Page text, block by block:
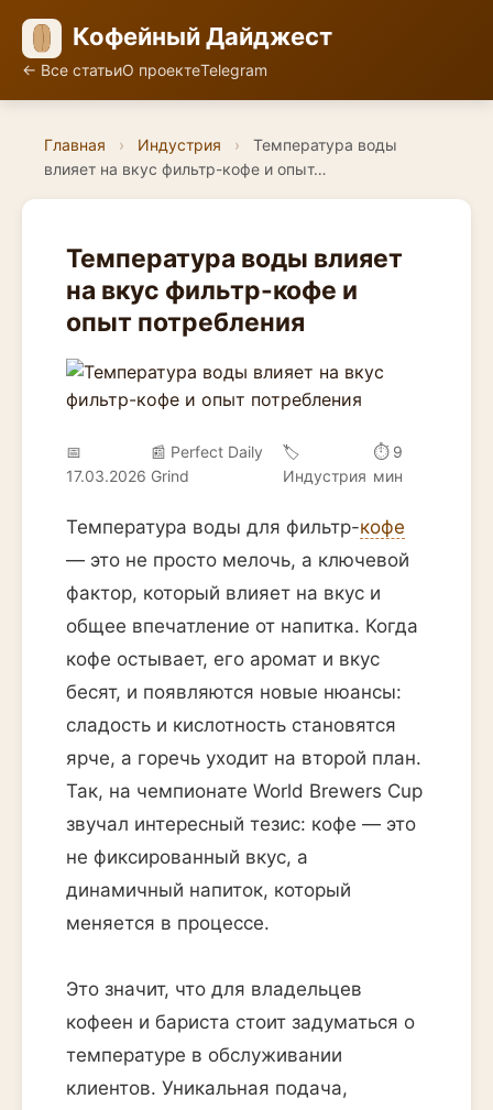
Кофейный Дайджест
← Все статьиО проектеTelegram
Главная › Индустрия ›
Температура воды
влияет на вкус фильтр-кофе и опыт…
Температура воды влияет
на вкус фильтр-кофе и
опыт потребления
📅
17.03.2026
📰 Perfect Daily
Grind
🏷️
Индустрия
⏱ 9
мин
Температура воды для фильтр-кофе
— это не просто мелочь, а ключевой
фактор, который влияет на вкус и
общее впечатление от напитка. Когда
кофе остывает, его аромат и вкус
бесят, и появляются новые нюансы:
сладость и кислотность становятся
ярче, а горечь уходит на второй план.
Так, на чемпионате World Brewers Cup
звучал интересный тезис: кофе — это
не фиксированный вкус, а
динамичный напиток, который
меняется в процессе.
Это значит, что для владельцев
кофеен и бариста стоит задуматься о
температуре в обслуживании
клиентов. Уникальная подача,